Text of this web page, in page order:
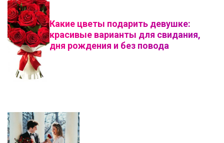
Какие цветы подарить девушке:
красивые варианты для свидания,
дня рождения и без повода